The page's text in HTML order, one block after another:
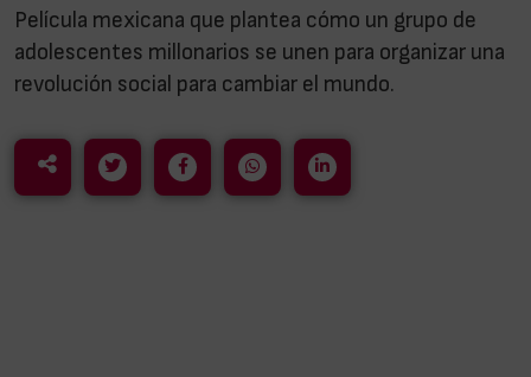
Película mexicana que plantea cómo un grupo de
adolescentes millonarios se unen para organizar una
revolución social para cambiar el mundo.